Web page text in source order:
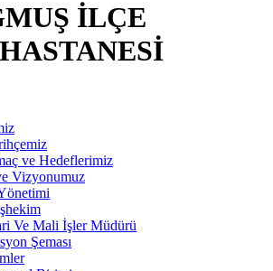
İLÇE
ve Hedeflerimiz
Vizyonumuz
Ve Mali İşler Müdürü
Şeması